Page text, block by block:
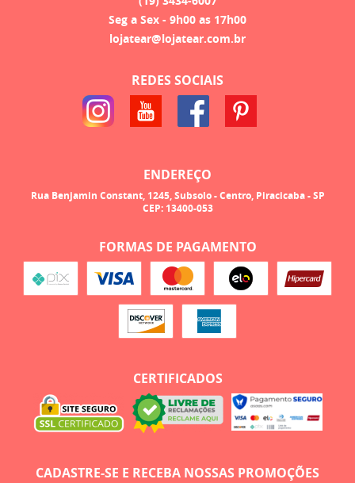
Seg a Sex - 9h00 as 17h00
lojatear@lojatear.com.br
REDES SOCIAIS
ENDEREÇO
Rua Benjamin Constant, 1245, Subsolo-Centro, Piracicaba-SP
CEP: 13400-053
FORMAS DE PAGAMENTO
CERTIFICADOS
CADASTRE-SE E RECEBA NOSSAS PROMOÇÕES